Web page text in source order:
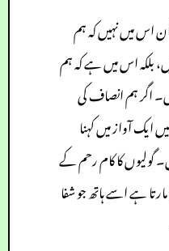
اس میں نہیں کہ ہم
بلکہ اس میں ہے کہ ہم
اگر ہم انصاف کی
ایک آواز میں کہنا
گولیوں کا کام رحم کے
ہے اسے ہاتھ جو شفا